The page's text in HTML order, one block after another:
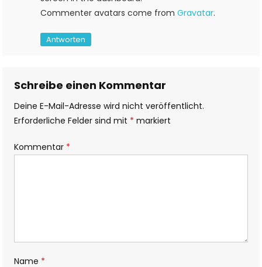
Commenter avatars come fromGravatar.
Antworten
Schreibe einen Kommentar
Deine E-Mail-Adresse wird nicht veröffentlicht.
Erforderliche Felder sind mit * markiert
Kommentar *
Name *